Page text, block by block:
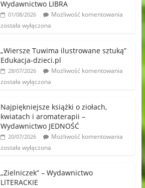
Wydawnictwo LIBRA
01/08/2026
Możliwość komentowania
została wyłączona
„Wiersze Tuwima ilustrowane sztuką”
Edukacja-dzieci.pl
28/07/2026
Możliwość komentowania
została wyłączona
Najpiękniejsze książki o ziołach,
kwiatach i aromaterapii –
Wydawnictwo JEDNOŚĆ
20/07/2026
Możliwość komentowania
została wyłączona
„Zielniczek” – Wydawnictwo
LITERACKIE